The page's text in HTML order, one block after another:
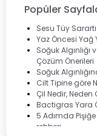
Lansinoh
Cebrolux
Dermoskin
Marvis
Rcfarma
Popüler
Sesu Tüy
Yaz Öncesi Yağ
Soğuk
Çözüm Önerileri
Soğuk
Cilt Tipine göre
Çil Nedir, Neden
Bactigras Yara
5 Adımda
rehberi